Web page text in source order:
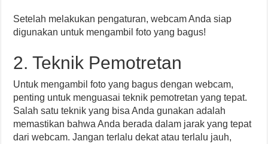
Setelah melakukan pengaturan, webcam Anda siap
digunakan untuk mengambil foto yang bagus!
2. Teknik Pemotretan
Untuk mengambil foto yang bagus dengan webcam,
penting untuk menguasai teknik pemotretan yang tepat.
Salah satu teknik yang bisa Anda gunakan adalah
memastikan bahwa Anda berada dalam jarak yang tepat
dari webcam. Jangan terlalu dekat atau terlalu jauh,